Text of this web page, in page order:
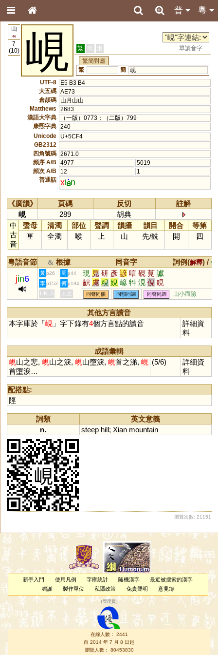
粵
普
山
46
7
(10)
峴 繁 簡 港
單讀音字
繁簡對應
繁
簡 岘
UTF-8
E5 B3 B4
大五碼 AE73
倉頡碼
山月山山
Matthews
2683
漢語大字典
（一版）0773；（二版）799
康熙字典 240
Unicode
U+5CF4
GB2312
四角號碼 2671.0
頻序 A/B
4977
5019
頻次 A/B
12
1
普通話 xi n
《廣韻》 頁碼 反切
註解
峴
289
胡典
中
古
音
聲母 清濁 部位 聲調 韻攝 韻目 開合
等第
匣
全濁 喉 上 山 先/銑 開 四
粵語音節 & 根據 同音字 詞例(解釋) /
jin6
黃 p26 周 p44 現 見 研 彥 諺 唁 硯 莧 讞
齞 鬳 粯 娊 嵃 牪 涀 俔 睍
齴 鋧 喭
李 p153 何 p194
HKLS 人文 同聲同韻 同韻同調 同聲同調 山小而險
其他方言讀音
本字庫於「峴」字下錄有4個方言點的讀音
詳細資
料
成語彙輯
峴山之悲, 峴山之淚, 峴山墮淚, 峴首之涕, 峴
首墮淚…
(5/6)
詳細資
料
配搭點:
陘
詞類
英文意義
n.
steep hill; Xian mountain
瀏覽次數: 21151
新手入門 使用凡例 字庫統計 隨機漢字
最近被搜索的漢字
鳴謝
製作單位 私隱政策 免責聲明 意見簿
（管理員 ）
在線人數： 2441
自 2014 年 7 月 8 日起
瀏覽人數： 80453830